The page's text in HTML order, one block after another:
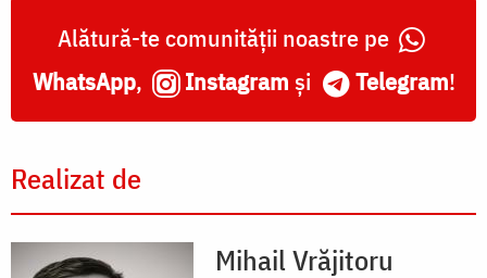
Alătură-te comunității noastre pe
WhatsApp, Instagram și Telegram!
Realizat de
Mihail Vrăjitoru